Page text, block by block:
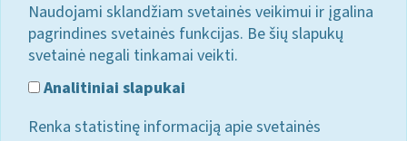
Naudojami sklandžiam svetainės veikimui ir įgalina
pagrindines svetainės funkcijas. Be šių slapukų
svetainė negali tinkamai veikti.
Analitiniai slapukai
Renka statistinę informaciją apie svetainės